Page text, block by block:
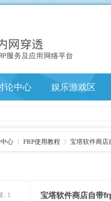
论中心 娱乐游戏区
心 FRP使用教程 宝塔软件商店
: 1 宝塔软件商店自带